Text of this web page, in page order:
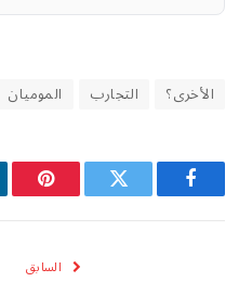
الأخرى؟ التجارب الموميان
فيسبوك تويتر
السابق